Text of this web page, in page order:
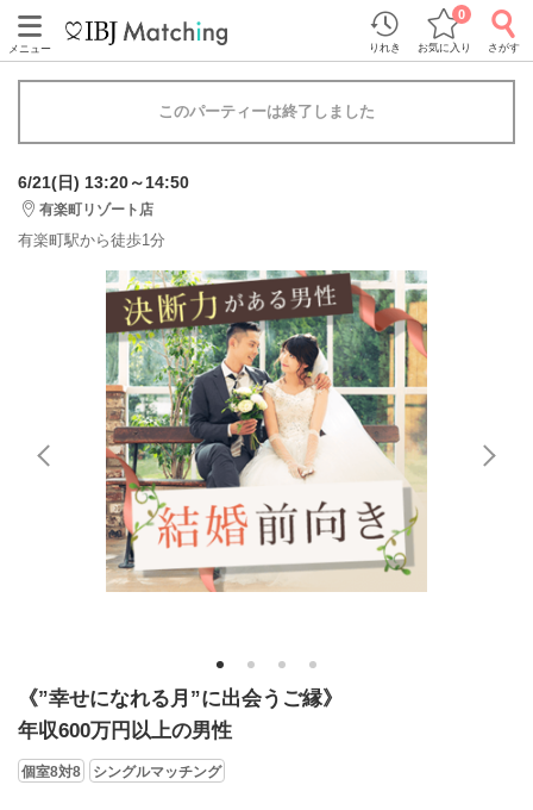
メニュー りれき お気に入り
0
さがす
このパーティーは終了しました
6/21(日) 13:20～14:50
有楽町リゾート店
有楽町駅から徒歩1分
1 2 3 4
《”幸せになれる月”に出会うご縁》
年収600万円以上の男性
個室8対8 シングルマッチング